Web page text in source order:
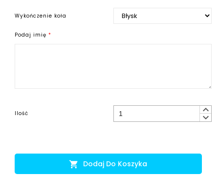
Wykończenie koła
Podaj imię *
Ilość keyboard_arrow_up
keyboard_arrow_down
 Dodaj Do Koszyka